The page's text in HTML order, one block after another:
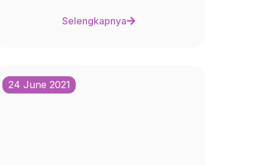
Selengkapnya
24 June 2021